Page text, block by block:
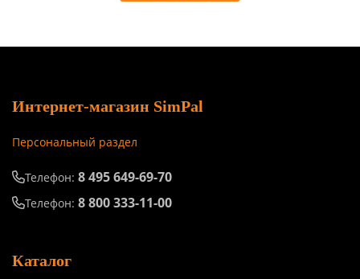
Интернет-магазин SimPal
Персональный раздел
Телефон: 8 495 649-69-70
Телефон: 8 800 333-11-00
Каталог